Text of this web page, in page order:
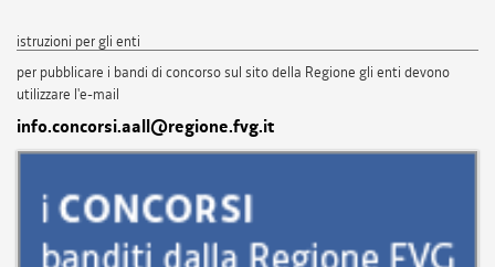
istruzioni per gli enti
per pubblicare i bandi di concorso sul sito della Regione gli enti devono
utilizzare l'e-mail
info.concorsi.aall@regione.fvg.it